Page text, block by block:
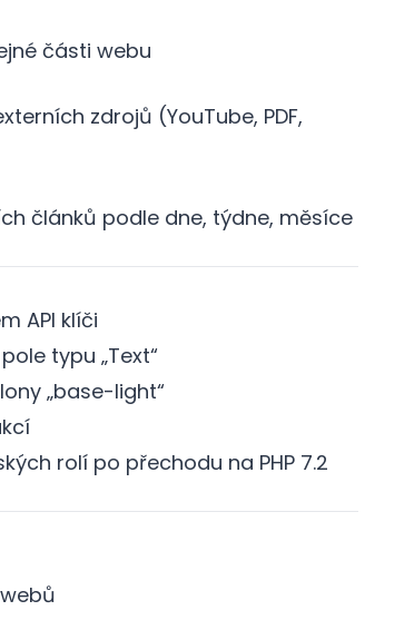
části webu
zdrojů (YouTube, PDF,
článků podle dne, týdne, měsíce
API klíči
typu „Text“
„base-light“
rolí po přechodu na PHP 7.2